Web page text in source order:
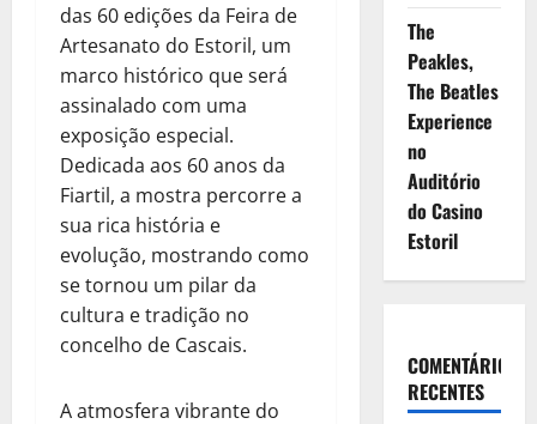
das 60 edições da Feira de
Artesanato do Estoril, um
marco histórico que será
assinalado com uma
exposição especial.
Dedicada aos 60 anos da
Fiartil, a mostra percorre a
sua rica história e
evolução, mostrando como
se tornou um pilar da
cultura e tradição no
concelho de Cascais.
A atmosfera vibrante do
The
Peakles,
The Beatles
Experience
no
Auditório
do Casino
Estoril
COMENTÁRIOS
RECENTES